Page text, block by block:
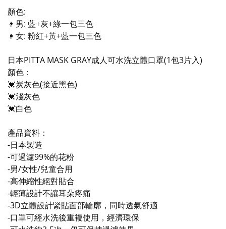
顏色:
👦男: 藍+灰+綠一包三色
👧女: 粉紅+黃+藍一包三色
日本PITTA MASK GRAY成人可水洗立體口罩(1包3片入)
顏色：
💓炭灰色(接近黑色)
💓淺灰色
💓白色
產品資料：
-日本製造
-可過濾99%的花粉
-男/女性/兒童合用
-高伸縮性絕對貼合
-輕薄設計不讓耳朵疼痛
-3D立體設計緊貼面部輪廓，同時透氣舒適
-口罩可經水洗後重複使用，經濟環保